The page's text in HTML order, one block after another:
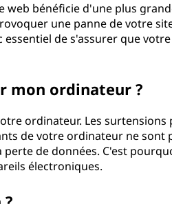
bénéficie d'une plus
une panne de votre
de s'assurer que
mon ordinateur ?
ordinateur. Les surtensions
de votre ordinateur ne sont
de données. C'est
électroniques.